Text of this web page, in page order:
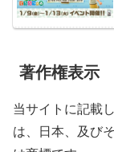
著作権表示
当サイトに記載
は、日本、及び